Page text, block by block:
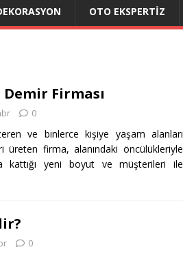
OTO EKSPERTIZ
Firması
0
ve binlerce kişiye yaşam alanları
üreten firma, alanındaki öncülükleriyle
kattığı yeni boyut ve müşterileri ile
0